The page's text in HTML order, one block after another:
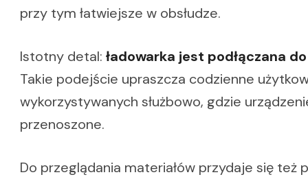
przy tym łatwiejsze w obsłudze.
Istotny detal: ładowarka jest podłączana
Takie podejście upraszcza codzienne
wykorzystywanych służbowo, gdzie
przenoszone.
Do przeglądania materiałów przydaje się też